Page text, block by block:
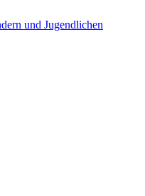
und Jugendlichen